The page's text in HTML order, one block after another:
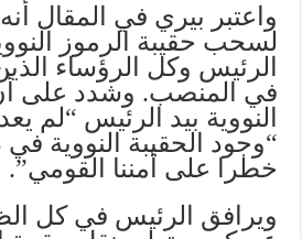
واعتبر بيري في المقال
لسحب حقيبة الرموز
الرئيس وكل الرؤساء
في المنصب. وشدد على
النووية بيد الرئيس “لم
“وجود الحقيبة النووية
خطرا على أمننا القومي”.
ويرافق الرئيس في كل